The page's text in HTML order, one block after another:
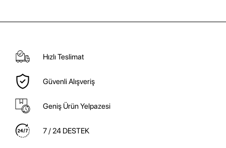
Hızlı Teslimat
Güvenli Alışveriş
Geniş Ürün Yelpazesi
7 / 24 DESTEK